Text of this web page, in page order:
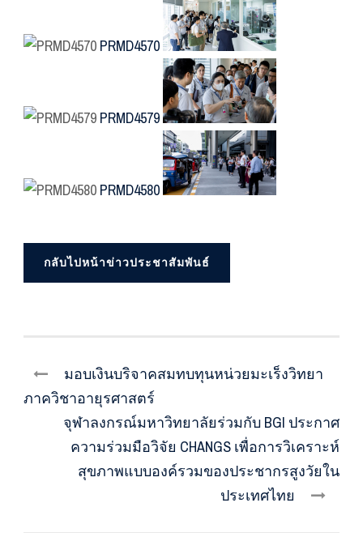
PRMD4570
PRMD4579
PRMD4580
กลับไปหน้าข่าวประชาสัมพันธ์
มอบเงินบริจาคสมทบทุนหน่วยมะเร็งวิทยา
ภาควิชาอายุรศาสตร์
จุฬาลงกรณ์มหาวิทยาลัยร่วมกับ BGI ประกาศ
ความร่วมมือวิจัย CHANGS เพื่อการวิเคราะห์
สุขภาพแบบองค์รวมของประชากรสูงวัยใน
ประเทศไทย